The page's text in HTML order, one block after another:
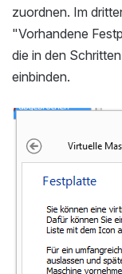
zuordnen. Im
"Vorhandene
die in den
einbinden.